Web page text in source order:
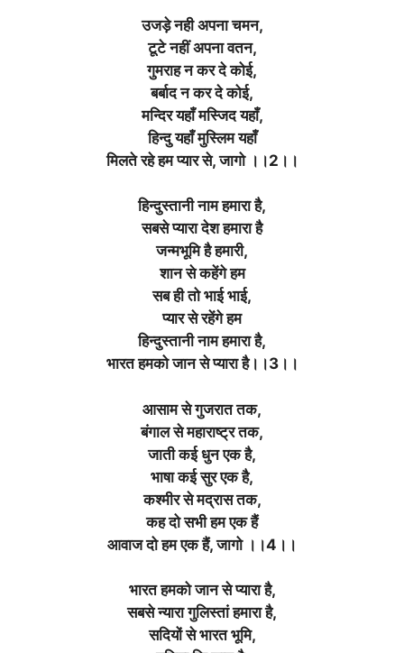
उजड़े नही अपना चमन,
टूटे नहीं अपना वतन,
गुमराह न कर दे कोई,
बर्बाद न कर दे कोई,
मन्दिर यहाँ मस्जिद यहाँ,
हिन्दु यहाँ मुस्लिम यहाँ
मिलते रहे हम प्यार से, जागो ।।2।।
हिन्दुस्तानी नाम हमारा है,
सबसे प्यारा देश हमारा है
जन्मभूमि है हमारी,
शान से कहेंगे हम
सब ही तो भाई भाई,
प्यार से रहेंगे हम
हिन्दुस्तानी नाम हमारा है,
भारत हमको जान से प्यारा है।।3।।
आसाम से गुजरात तक,
बंगाल से महाराष्ट्र तक,
जाती कई धुन एक है,
भाषा कई सुर एक है,
कश्मीर से मद्रास तक,
कह दो सभी हम एक हैं
आवाज दो हम एक हैं, जागो ।।4।।
भारत हमको जान से प्यारा है,
सबसे न्यारा गुलिस्तां हमारा है,
सदियों से भारत भूमि,